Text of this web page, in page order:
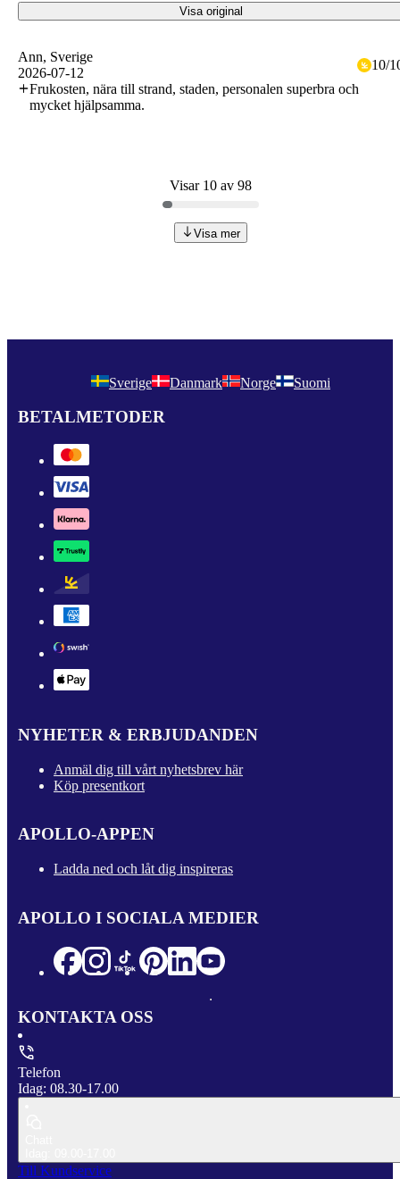
Visa original
Ann, Sverige
2026-07-12
10/
Frukosten, nära till strand, staden, personalen superbra och
mycket hjälpsamma.
Visar 10 av 98
Visa mer
Sverige Danmark Norge Suomi
BETALMETODER
NYHETER & ERBJUDANDEN
Anmäl dig till vårt nyhetsbrev här
Köp presentkort
APOLLO-APPEN
Ladda ned och låt dig inspireras
APOLLO I SOCIALA MEDIER
KONTAKTA OSS
Telefon
Idag: 08.30-17.00
Till Kundservice